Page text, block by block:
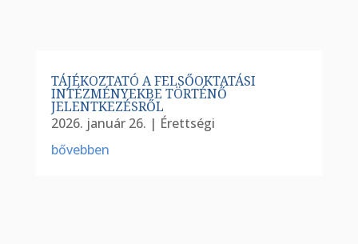
TÁJÉKOZTATÓ A FELSŐOKTATÁSI
INTÉZMÉNYEKBE TÖRTÉNŐ
JELENTKEZÉSRŐL
2026. január 26. | Érettségi
bővebben